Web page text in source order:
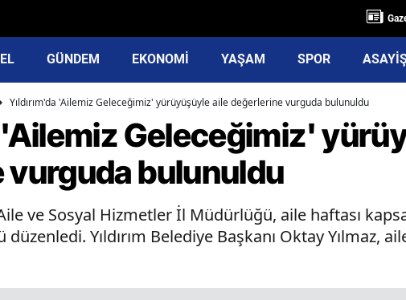
GÜNDEM EKONOMİ YAŞAM SPOR
Yıldırım'da 'Ailemiz Geleceğimiz' yürüyüşüyle aile değerlerine vurguda bulunuldu
'Ailemiz Geleceğimiz'
bulunuldu
ve Sosyal Hizmetler İl Müdürlüğü, aile haftası
Yıldırım Belediye Başkanı Oktay Yılmaz,